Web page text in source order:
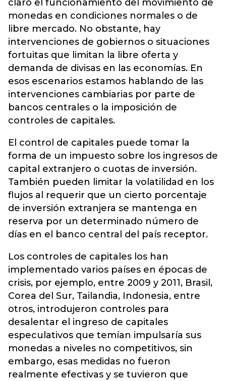
claro el funcionamiento del movimiento de
monedas en condiciones normales o de
libre mercado. No obstante, hay
intervenciones de gobiernos o situaciones
fortuitas que limitan la libre oferta y
demanda de divisas en las economías. En
esos escenarios estamos hablando de las
intervenciones cambiarias por parte de
bancos centrales o la imposición de
controles de capitales.
El control de capitales puede tomar la
forma de un impuesto sobre los ingresos de
capital extranjero o cuotas de inversión.
También pueden limitar la volatilidad en los
flujos al requerir que un cierto porcentaje
de inversión extranjera se mantenga en
reserva por un determinado número de
días en el banco central del país receptor.
Los controles de capitales los han
implementado varios países en épocas de
crisis, por ejemplo, entre 2009 y 2011, Brasil,
Corea del Sur, Tailandia, Indonesia, entre
otros, introdujeron controles para
desalentar el ingreso de capitales
especulativos que temían impulsaría sus
monedas a niveles no competitivos, sin
embargo, esas medidas no fueron
realmente efectivas y se tuvieron que